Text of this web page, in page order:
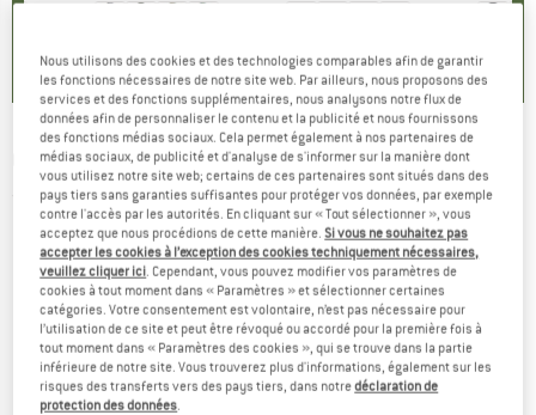
CHILLAZ - Flower - Bandeau
(0)
Nous utilisons des cookies et des technologies comparables afin de garantir
les fonctions nécessaires de notre site web. Par ailleurs, nous proposons des
services et des fonctions supplémentaires, nous analysons notre flux de
données afin de personnaliser le contenu et la publicité et nous fournissons
des fonctions médias sociaux. Cela permet également à nos partenaires de
médias sociaux, de publicité et d'analyse de s'informer sur la manière dont
vous utilisez notre site web; certains de ces partenaires sont situés dans des
pays tiers sans garanties suffisantes pour protéger vos données, par exemple
contre l'accès par les autorités. En cliquant sur « Tout sélectionner », vous
acceptez que nous procédions de cette manière.Si vous ne souhaitez pas
accepter les cookies à l’exception des cookies techniquement nécessaires,
veuillez cliquer ici. Cependant, vous pouvez modifier vos paramètres de
cookies à tout moment dans « Paramètres » et sélectionner certaines
catégories. Votre consentement est volontaire, n’est pas nécessaire pour
l’utilisation de ce site et peut être révoqué ou accordé pour la première fois à
tout moment dans « Paramètres des cookies », qui se trouve dans la partie
inférieure de notre site. Vous trouverez plus d'informations, également sur les
risques des transferts vers des pays tiers, dans notredéclaration de
protection des données.